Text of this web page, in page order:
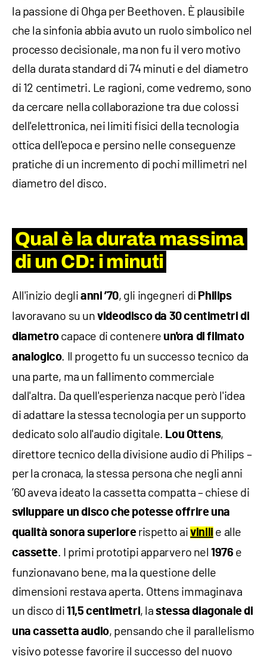
la passione di Ohga per Beethoven. È plausibile
che la sinfonia abbia avuto un ruolo simbolico nel
processo decisionale, ma non fu il vero motivo
della durata standard di 74 minuti e del diametro
di 12 centimetri. Le ragioni, come vedremo, sono
da cercare nella collaborazione tra due colossi
dell'elettronica, nei limiti fisici della tecnologia
ottica dell'epoca e persino nelle conseguenze
pratiche di un incremento di pochi millimetri nel
diametro del disco.
Qual è la durata massima
di un CD: i minuti
All'inizio deglianni ’70, gli ingegneri di Philips
lavoravano su unvideodisco da 30 centimetri di
diametrocapace di contenere un'ora di filmato
analogico. Il progetto fu un successo tecnico da
una parte, ma un fallimento commerciale
dall'altra. Da quell'esperienza nacque però l'idea
di adattare la stessa tecnologia per un supporto
dedicato solo all'audio digitale. Lou Ottens,
direttore tecnico della divisione audio di Philips –
per la cronaca, la stessa persona che negli anni
’60 aveva ideato la cassetta compatta – chiese di
sviluppare un disco che potesse offrire una
qualità sonora superiorerispetto aivinilie alle
cassette. I primi prototipi apparvero nel1976 e
funzionavano bene, ma la questione delle
dimensioni restava aperta. Ottens immaginava
un disco di11,5 centimetri, lastessa diagonale di
una cassetta audio, pensando che il parallelismo
visivo potesse favorire il successo del nuovo